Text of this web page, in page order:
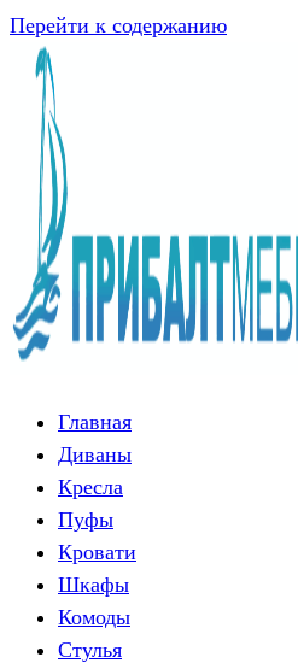
Перейти к содержанию
Главная
Диваны
Кресла
Пуфы
Кровати
Шкафы
Комоды
Стулья